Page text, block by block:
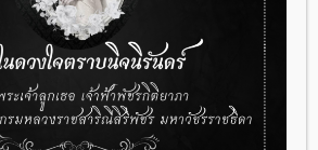
ทย์ เปิดรับฟังความคิดเห็นหลักการยกร่าง
ผ่านระบบกลางทางกฎหมาย